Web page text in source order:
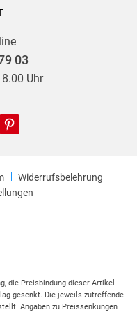
03
Uhr
Widerrufsbelehrung
die Preisbindung dieser Artikel
gesenkt. Die jeweils zutreffende
Angaben zu Preissenkungen